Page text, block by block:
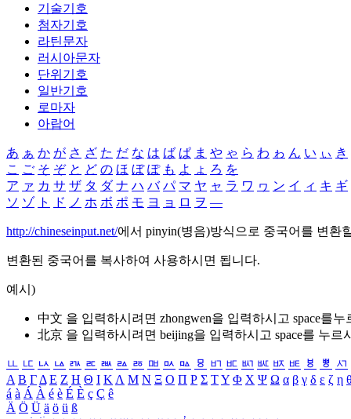
기술기호
첨자기호
라틴문자
러시아문자
단위기호
일반기호
로마자
아랍어
あ ぁ か が さ ざ た だ な は ば ぱ ま や ゃ ら わ ゎ ん い ぃ き
こ ご そ ぞ と ど の ほ ぼ ぽ も よ ょ ろ を
ア ァ カ サ ザ タ ダ ナ ハ バ パ マ ヤ ャ ラ ワ ヮ ン イ ィ キ ギ
ソ ゾ ト ド ノ ホ ボ ポ モ ヨ ョ ロ ヲ ―
http://chineseinput.net/에서 pinyin(병음)방식으로 중국어를 변환
변환된 중국어를 복사하여 사용하시면 됩니다.
예시)
中文 을 입력하시려면 zhongwen을 입력하시고 space를
北京 을 입력하시려면 beijing을 입력하시고 space를 누르
ㅥ ㅦ ㅧ ㅨ ㅩ ㅪ ㅫ ㅬ ㅭ ㅮ ㅯ ㅰ ㅱ ㅲ ㅳ ㅴ ㅵ ㅶ ㅷ ㅸ ㅹ ㅺ
Α Β ΓΔ Ε Ζ Η Θ Ι ΚΛ Μ Ν Ξ Ο Π Ρ Σ ΤΥ Φ Χ Ψ Ω α β γ δ ε ζ η θ
á à Á À é è É È ç Ç ê
Ä Ö Ü ä ö ü ß